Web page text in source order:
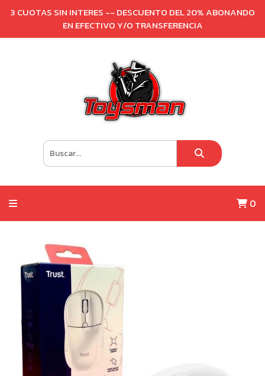
3 CUOTAS SIN INTERES -- DESCUENTO DEL 20% ABONANDO
EN EFECTIVO Y/O TRANSFERENCIA
0